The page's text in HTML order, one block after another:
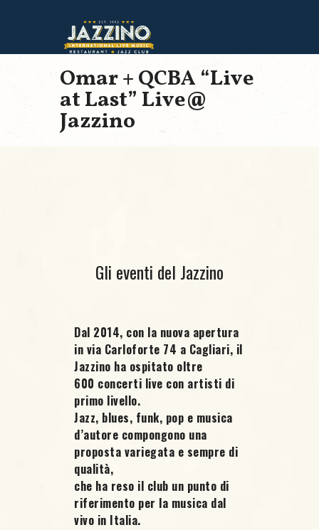
Omar + QCBA “Live
at Last” Live@
Jazzino
Gli eventi del Jazzino
Dal 2014, con la nuova apertura
in via Carloforte 74 a Cagliari, il
Jazzino ha ospitato oltre
600 concerti live con artisti di
primo livello.
Jazz, blues, funk, pop e musica
d’autore compongono una
proposta variegata e sempre di
qualità,
che ha reso il club un punto di
riferimento per la musica dal
vivo in Italia.